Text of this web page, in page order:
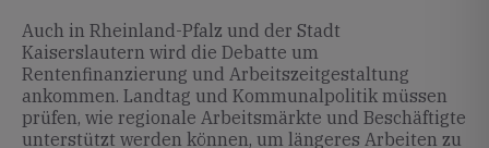
Auch in Rheinland-Pfalz und der Stadt
Kaiserslautern wird die Debatte um
Rentenfinanzierung und Arbeitszeitgestaltung
ankommen. Landtag und Kommunalpolitik müssen
prüfen, wie regionale Arbeitsmärkte und Beschäftigte
unterstützt werden können, um längeres Arbeiten zu